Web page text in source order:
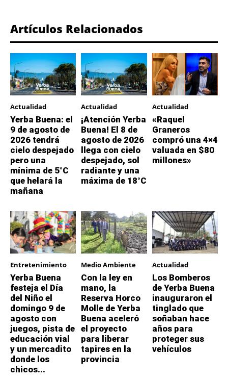
Artículos Relacionados
Actualidad
Yerba Buena: el
9 de agosto de
2026 tendrá
cielo despejado
pero una
mínima de 5°C
que helará la
mañana
Actualidad
¡Atención Yerba
Buena! El 8 de
agosto de 2026
llega con cielo
despejado, sol
radiante y una
máxima de 18°C
Actualidad
«Raquel
Graneros
compró una 4×4
valuada en $80
millones»
Entretenimiento
Yerba Buena
festeja el Día
del Niño el
domingo 9 de
agosto con
juegos, pista de
educación vial
y un mercadito
donde los
chicos...
Medio Ambiente
Con la ley en
mano, la
Reserva Horco
Molle de Yerba
Buena aceleró
el proyecto
para liberar
tapires en la
provincia
Actualidad
Los Bomberos
de Yerba Buena
inauguraron el
tinglado que
soñaban hace
años para
proteger sus
vehículos